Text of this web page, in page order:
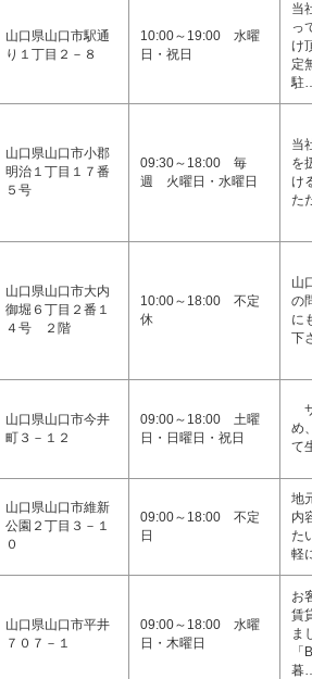
山口県山口市駅通
り１丁目２－８
10:00～19:00 水曜
日・祝日
当
っ
け
定
駐
山口県山口市小郡
明治１丁目１７番
５号
09:30～18:00 毎
週 火曜日・水曜日
当
を
け
た
山口県山口市大内
御堀６丁目２番１
４号 ２階
10:00～18:00 不定
休
山
の
に
下
山口県山口市今井
町３－１２
09:00～18:00 土曜
日・日曜日・祝日
め
て
山口県山口市維新
公園２丁目３－１
０
09:00～18:00 不定
日
地
内
た
軽
山口県山口市平井
７０７－１
09:00～18:00 水曜
日・木曜日
お
賃
ま
暮